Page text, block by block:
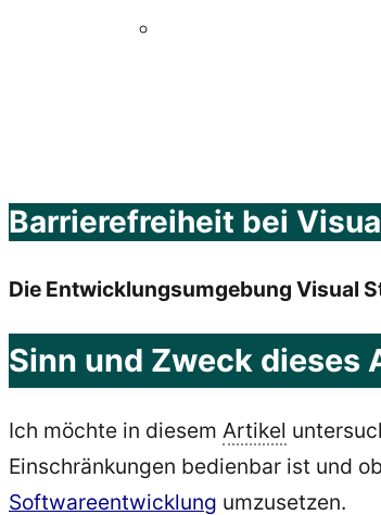
Barrierefreiheit bei
Die Entwicklungsumgebung Visual
Sinn und Zweck dieses
Ich möchte in diesem Artikel
Einschränkungen bedienbar ist und
Softwareentwicklung umzusetzen.